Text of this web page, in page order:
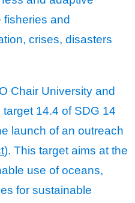
and
crises, disasters
Chair University and
14.4 of SDG 14
launch of an outreach
). This target aims at the
use of oceans,
for sustainable